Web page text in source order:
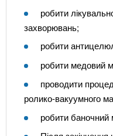
робити
захворювань;
робити
робити медовий
проводити
ролико-вакуумного
робити